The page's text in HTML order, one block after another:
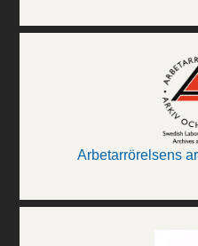
Arbetarrörelsens